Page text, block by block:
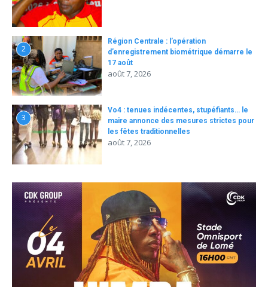
2
Région Centrale : l’opération
d’enregistrement biométrique démarre le
17 août
août 7, 2026
3
Vo4 : tenues indécentes, stupéfiants… le
maire annonce des mesures strictes pour
les fêtes traditionnelles
août 7, 2026